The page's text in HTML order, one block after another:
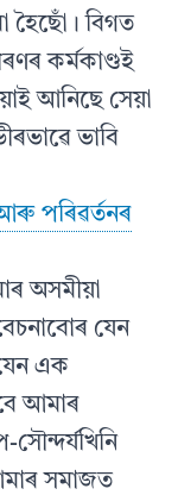
হৈছােঁ। বিগত
কর্মকাণ্ডই
আনিছে সেয়া
ভাবি
পৰিৱৰ্তনৰ
অসমীয়া
যেন
এক
আমাৰ
সৌন্দর্যখিনি
সমাজত